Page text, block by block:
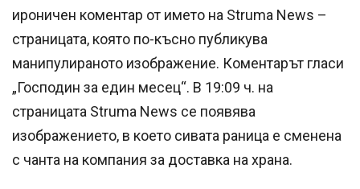
ироничен коментар от името на Struma News –
страницата, която по-късно публикува
манипулираното изображение. Коментарът гласи
„Господин за един месец“. В 19:09 ч. на
страницата Struma News се появява
изображението, в което сивата раница е сменена
с чанта на компания за доставка на храна.